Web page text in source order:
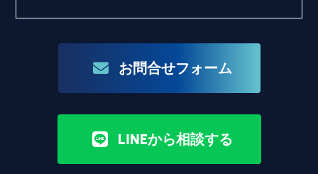
お問合せフォーム
LINEから相談する